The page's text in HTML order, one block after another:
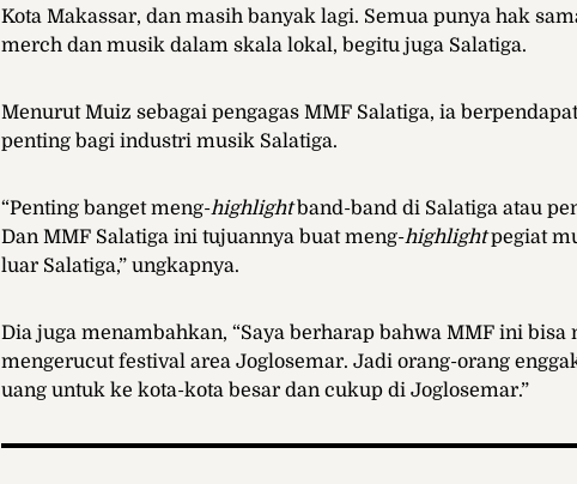
Kota Makassar, dan masih banyak lagi. Semua punya hak
merch dan musik dalam skala lokal, begitu juga Salatiga.
Menurut Muiz sebagai pengagas MMF Salatiga, ia
penting bagi industri musik Salatiga.
“Penting banget meng-highlightband-band di Salatiga atau
Dan MMF Salatiga ini tujuannya buat meng-highlightpegiat
luar Salatiga,” ungkapnya.
Dia juga menambahkan, “Saya berharap bahwa MMF ini bisa
mengerucut festival area Joglosemar. Jadi orang-orang
uang untuk ke kota-kota besar dan cukup di Joglosemar.”